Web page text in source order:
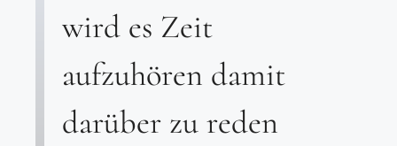
wird es Zeit
aufzuhören damit
darüber zu reden